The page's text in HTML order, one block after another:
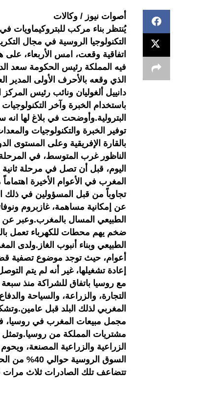
أصوات نيوز / وكالات
يُنتظر بناء مركب للبتروكيماويات
التكنولوجيا الروسية في مجال
اتفاقية وقعت، امس الأربعاء،
فيه المملكة رئيس الحكومة سعد
الذي وقعه بالأحرف الأولى
دانييل ألغوليان ونائب رئيس
باستخدام الخبرة وآخر
البترولية.وأوضحت في بلاغ لها
توفير الخبرة والتكنولوجيات
بالقارة الإفريقية وعلى المستوى
المغرب في الأعوام الأخيرة
تجاوباً من قبل المسؤولين في ذلك
عن إمكانية مساهمة، غازبروم
الطبيعي المسال بالمغرب.وعبر
ضخم يهم محطات للكهرباء تعمل
الطبيعي وبناء أنبوب الغاز.ولدى
أعوام، حيث توجد موضوع تصفية
إعادة تشغيلها، غير أنه لم يتم
مع روسيا باتفاق للشراكة منذ
التجارة، والزراعة، والسياحة
الزراعية والزراعية المصنعة،
السوق
تتضاعف تلك الصادرات ثلاث مرات